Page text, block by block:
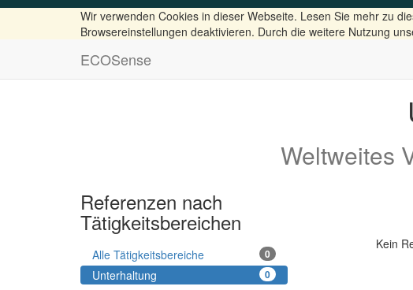
Wir verwenden Cookies in dieser Webseite. Lesen Sie mehr zu
Browsereinstellungen deaktivieren. Durch die weitere Nutzung
ECOSense
Weltweites
Referenzen nach
Tätigkeitsbereichen
0
Alle Tätigkeitsbereiche
0
Unterhaltung
Kein